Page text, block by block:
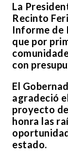
La
Recinto
Informe de
que por
con
El
agradeció
proyecto
honra las
estado.